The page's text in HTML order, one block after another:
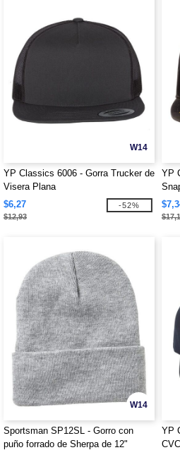
W14
YP Classics 6006 - Gorra Trucker de
Visera Plana
$6,27
$12,93
-52%
YP
W14
Sportsman SP12SL - Gorro con
puño forrado de Sherpa de 12"
YP
CVC